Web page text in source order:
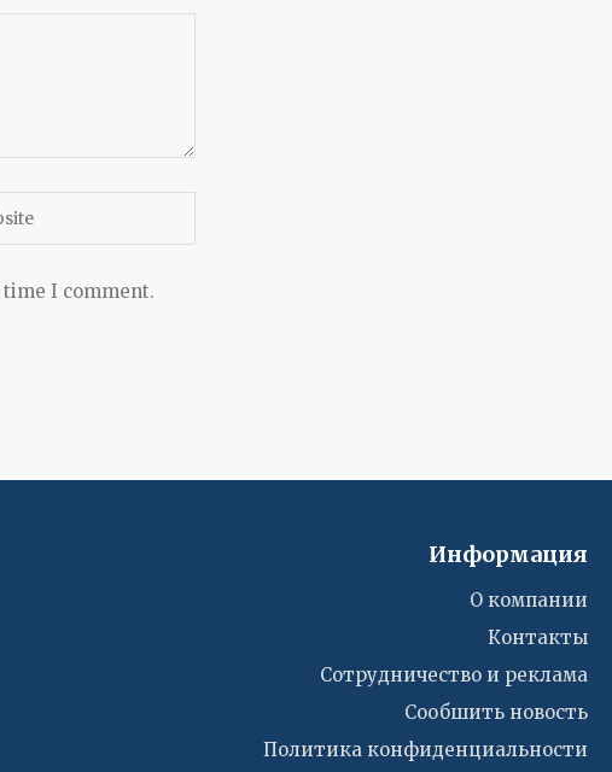
I comment.
Информация
О компании
Контакты
Сотрудничество и реклама
Сообшить новость
Политика конфиденциальности